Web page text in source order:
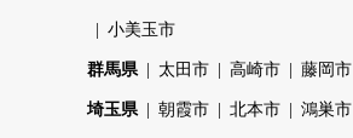
小美玉市
群馬県 太田市 高崎市 藤岡市
埼玉県 朝霞市 北本市 鴻巣市